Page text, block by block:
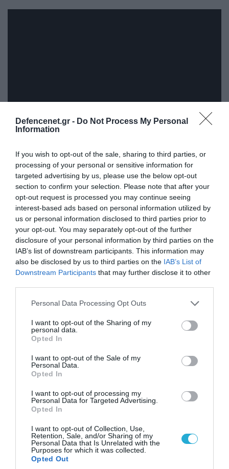
Defencenet.gr - Do Not Process My Personal
Information
If you wish to opt-out of the sale, sharing to third parties, or
processing of your personal or sensitive information for
targeted advertising by us, please use the below opt-out
section to confirm your selection. Please note that after your
opt-out request is processed you may continue seeing
interest-based ads based on personal information utilized by
us or personal information disclosed to third parties prior to
your opt-out. You may separately opt-out of the further
disclosure of your personal information by third parties on the
IAB’s list of downstream participants. This information may
also be disclosed by us to third parties on the IAB’s List of
Downstream Participants that may further disclose it to other
Please note that this website/app uses one or more Google
not limited to your visit or usage behaviour. You may click to
grant or deny consent to Google and its third-party tags to
use your data for below specified purposes in below Google
consent section.
Personal Data Processing Opt Outs
I want to opt-out of the Sharing of my
personal data.
Opted In
I want to opt-out of the Sale of my
Personal Data.
Opted In
I want to opt-out of processing my
Personal Data for Targeted Advertising.
Opted In
I want to opt-out of Collection, Use,
Retention, Sale, and/or Sharing of my
Personal Data that Is Unrelated with the
Purposes for which it was collected.
Opted Out
ΣΧΟΛΙΑΣΤΕ ΤΟ ΑΡΘΡΟ